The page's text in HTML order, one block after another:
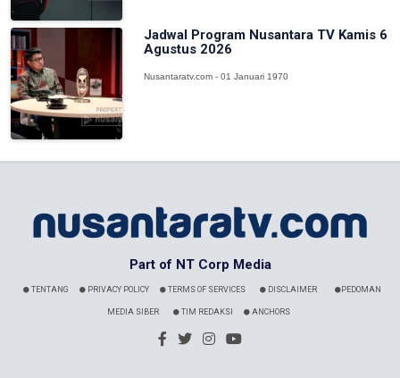
Jadwal Program Nusantara TV Kamis 6
Agustus 2026
Nusantaratv.com - 01 Januari 1970
Part of NT Corp Media
TENTANG PRIVACY POLICY TERMS OF SERVICES DISCLAIMER PEDOMAN
MEDIA SIBER TIM REDAKSI ANCHORS